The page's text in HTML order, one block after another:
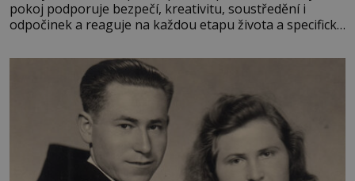
pokoj podporuje bezpečí, kreativitu, soustředění i
odpočinek a reaguje na každou etapu života a specifické
měkkost a bezpečí, proto by pokoj miminka měl působit
především klidně a útulně. Předškolní věk je